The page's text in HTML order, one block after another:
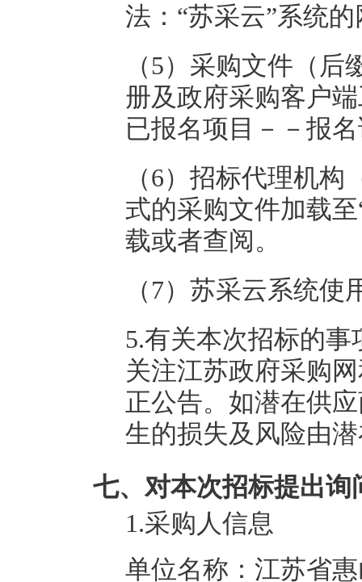
法：“苏采云”系统的
（5）采购文件（后
册及政府采购客户
已报名项目－－报
（6）招标代理机
式的采购文件加载
载或者查阅。
（7）苏采云系统
5.有关本次招标的
关注江苏政府采购
正公告。如潜在供
生的损失及风险由
七、对本次招标提出
1.采购人信息
单位名称：江苏省